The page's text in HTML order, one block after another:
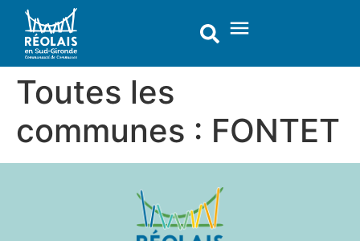
principal
Toutes les
communes : FONTET